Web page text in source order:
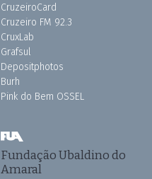
CruzeiroCard
Cruzeiro FM 92.3
CruxLab
Grafsul
Depositphotos
Burh
Pink do Bem OSSEL
Fundação Ubaldino do
Amaral